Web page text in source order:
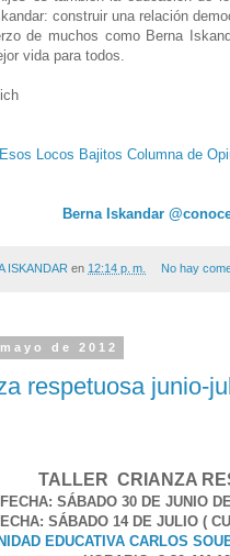
construir una relación
de muchos como Berna
vida para todos.
Locos Bajitos Columna de
Berna Iskandar
ISKANDAR en 12:14 p. m. No hay
de 2012
respetuosa junio-
TALLER CRIANZA
FECHA: SÁBADO 30 DE JUNIO
SÁBADO 14 DE JULIO (
EDUCATIVA CARLOS